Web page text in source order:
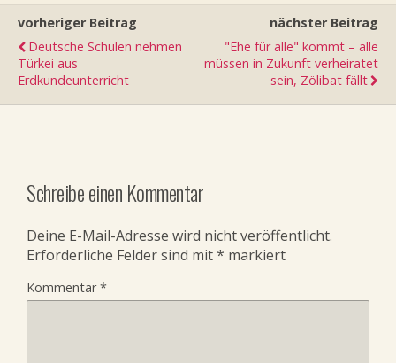
vorheriger Beitrag
Deutsche Schulen nehmen
Türkei aus
Erdkundeunterricht
nächster Beitrag
"Ehe für alle" kommt – alle
müssen in Zukunft verheiratet
sein, Zölibat fällt
Schreibe einen Kommentar
Deine E-Mail-Adresse wird nicht veröffentlicht.
Erforderliche Felder sind mit* markiert
Kommentar*